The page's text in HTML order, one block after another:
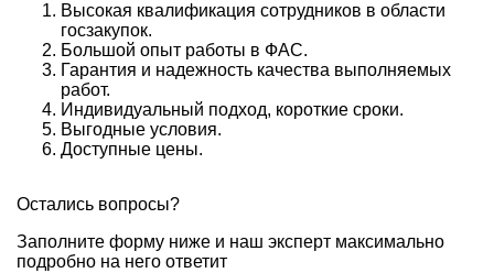
Высокая квалификация сотрудников в области
госзакупок.
Большой опыт работы в ФАС.
Гарантия и надежность качества выполняемых
работ.
Индивидуальный подход, короткие сроки.
Выгодные условия.
Доступные цены.
Остались вопросы?
Заполните форму ниже и наш эксперт максимально
подробно на него ответит